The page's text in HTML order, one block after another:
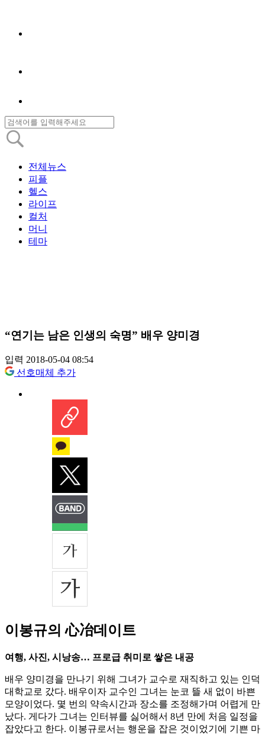
전체뉴스
피플
헬스
라이프
컬처
머니
테마
“연기는 남은 인생의 숙명” 배우 양미경
입력 2018-05-04 08:54
선호매체 추가
이봉규의 心冶데이트
여행, 사진, 시낭송… 프로급 취미로 쌓은 내공
배우 양미경을 만나기 위해 그녀가 교수로 재직하고 있는 인덕
대학교로 갔다. 배우이자 교수인 그녀는 눈코 뜰 새 없이 바쁜
모양이었다. 몇 번의 약속시간과 장소를 조정해가며 어렵게 만
났다. 게다가 그녀는 인터뷰를 싫어해서 8년 만에 처음 일정을
잡았다고 한다. 이봉규로서는 행운을 잡은 것이었기에 기쁜 마